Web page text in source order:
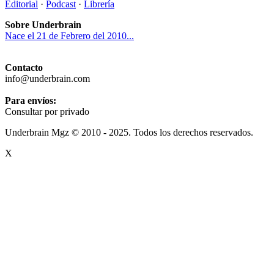
Editorial · Podcast · Librería
Sobre Underbrain
Nace el 21 de Febrero del 2010...
Contacto
info@underbrain.com
Para envíos:
Consultar por privado
Underbrain Mgz © 2010 - 2025. Todos los derechos reservados.
X